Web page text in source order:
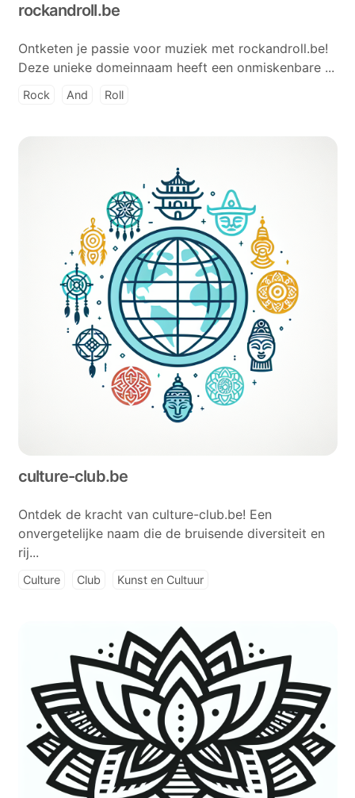
rockandroll.be
Ontketen je passie voor muziek met rockandroll.be!
Deze unieke domeinnaam heeft een onmiskenbare ...
Rock And Roll
culture-club.be
Ontdek de kracht van culture-club.be! Een
onvergetelijke naam die de bruisende diversiteit en
rij...
Culture Club Kunst en Cultuur